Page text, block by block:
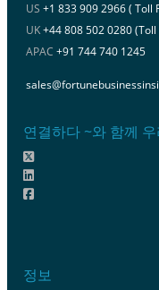
US +1 833 909 2966 ( Toll
UK+44 808 502 0280 (Toll
APAC +91 744 740 1245
연결하다 ~와 함께
정보